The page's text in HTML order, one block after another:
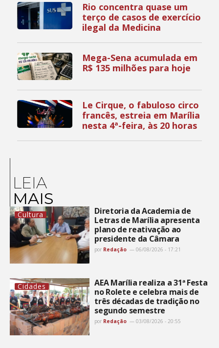
Rio concentra quase um
terço de casos de exercício
ilegal da Medicina
Mega-Sena acumulada em
R$ 135 milhões para hoje
Le Cirque, o fabuloso circo
francês, estreia em Marília
nesta 4ª-feira, às 20 horas
LEIA
MAIS
Cultura
Diretoria da Academia de
Letras de Marília apresenta
plano de reativação ao
presidente da Câmara
por Redação 06/08/2026 - 17:21
Cidades
AEA Marília realiza a 31ª Festa
no Rolete e celebra mais de
três décadas de tradição no
segundo semestre
por Redação 03/08/2026 - 20:55